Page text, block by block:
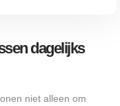
dagelijks
niet alleen om